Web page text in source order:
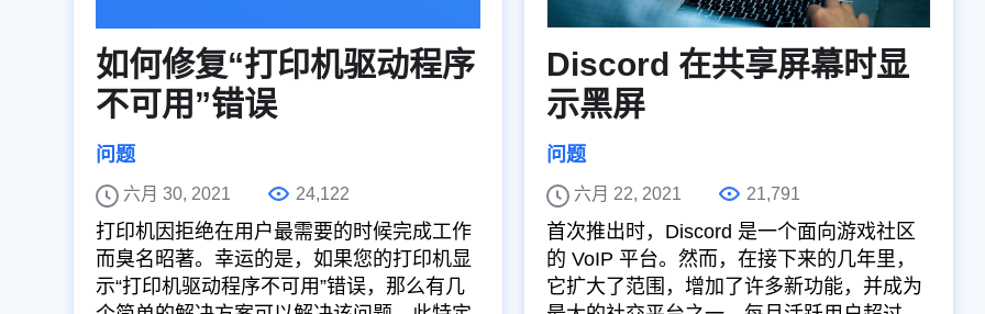
如何修复“打印机驱动程序
不可用”错误
问题
六月 30, 2021 24,122
打印机因拒绝在用户最需要的时候完成工作
而臭名昭著。幸运的是，如果您的打印机显
示“打印机驱动程序不可用”错误，那么有几
Discord 在共享屏幕时显
示黑屏
问题
六月 22, 2021 21,791
首次推出时，Discord 是一个面向游戏社区
的 VoIP 平台。然而，在接下来的几年里，
它扩大了范围，增加了许多新功能，并成为